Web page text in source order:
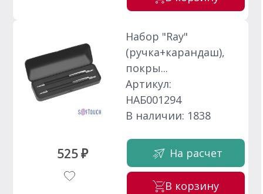
525 ₽
Набор "Ray"
(ручка+карандаш),
покры...
Артикул:
НАБ001294
В наличии: 1838
На расчет
В корзину